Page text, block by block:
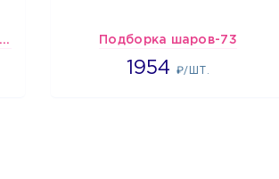
Спираль HB Сладкий Праздник, 12 шт. Подборка шаров-73
1954 ₽/ШТ.
1954